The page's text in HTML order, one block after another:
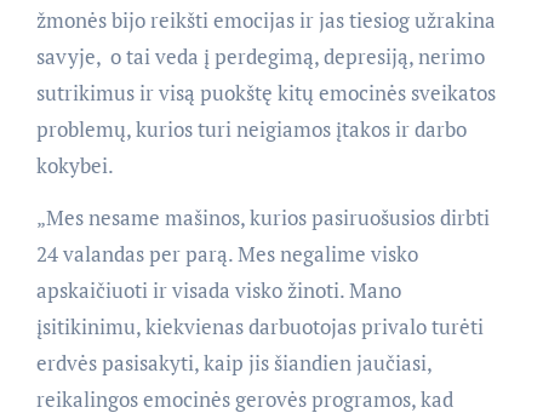
žmonės bijo reikšti emocijas ir jas tiesiog užrakina
savyje, o tai veda į perdegimą, depresiją, nerimo
sutrikimus ir visą puokštę kitų emocinės sveikatos
problemų, kurios turi neigiamos įtakos ir darbo
kokybei.
„Mes nesame mašinos, kurios pasiruošusios dirbti
24 valandas per parą. Mes negalime visko
apskaičiuoti ir visada visko žinoti. Mano
įsitikinimu, kiekvienas darbuotojas privalo turėti
erdvės pasisakyti, kaip jis šiandien jaučiasi,
reikalingos emocinės gerovės programos, kad